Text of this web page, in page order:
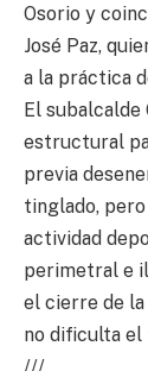
Osorio y
José Paz,
a la práctica
El subalcalde
estructural
previa
tinglado,
actividad
perimetral e
el cierre de
no dificulta el
///